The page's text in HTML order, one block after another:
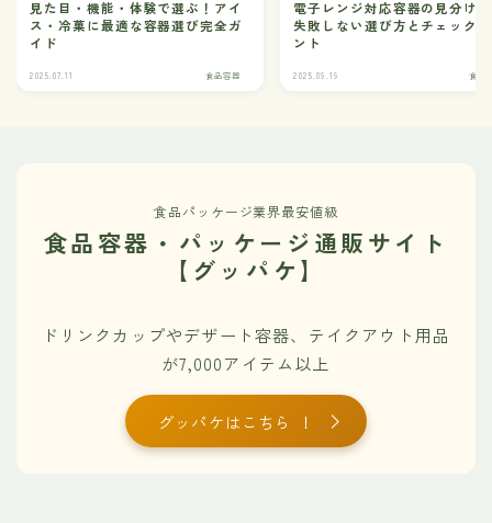
見た目・機能・体験で選ぶ！アイ
ス・冷菓に最適な容器選び完全ガ
イド
2025.07.11 食品容器
電子レンジ対応容器の見分け
失敗しない選び方とチェック
ント
2025.09.19 食品
食品パッケージ業界最安値級
食品容器・パッケージ通販サイト
【グッパケ】
ドリンクカップやデザート容器、テイクアウト用品
が7,000アイテム以上
グッパケはこちら ！